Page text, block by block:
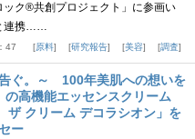
ク®共創プロジェクト」に参画い
連携……
47 原料 研究報告 美容 調査
ぐ。～ 100年美肌への想いを
高機能エッセンスクリーム
ザ クリーム デコラシオン」を
ー